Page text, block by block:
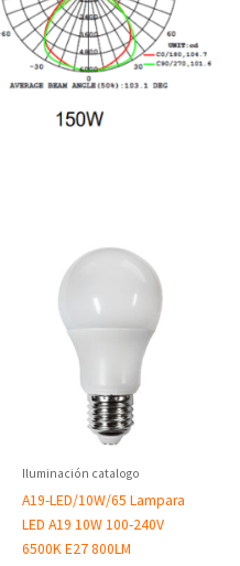
Iluminación catalogo
A19-LED/10W/65 Lampara
LED A19 10W 100-240V
6500K E27 800LM